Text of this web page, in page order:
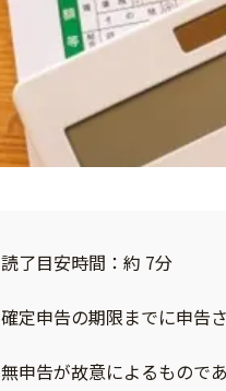
読了目安時間：約 7分
確定申告の期限までに申告
無申告が故意によるもので